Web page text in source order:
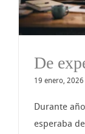
De
19 enero, 2026
Durante
esperaba